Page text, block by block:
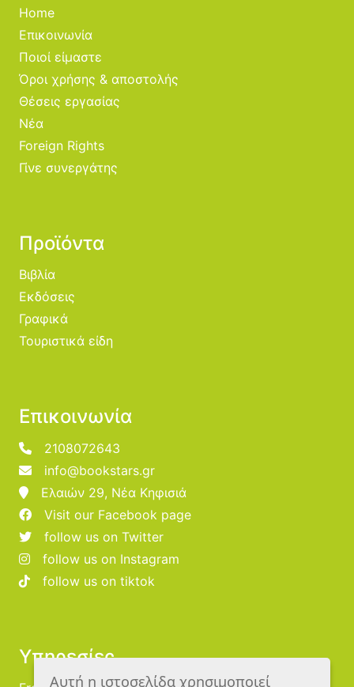
Home
Επικοινωνία
Ποιοί είμαστε
Όροι χρήσης & αποστολής
Θέσεις εργασίας
Νέα
Foreign Rights
Γίνε συνεργάτης
Προϊόντα
Βιβλία
Εκδόσεις
Γραφικά
Τουριστικά είδη
Επικοινωνία
2108072643
info@bookstars.gr
Ελαιών 29, Νέα Κηφισιά
Visit our Facebook page
follow us on Twitter
follow us on Instagram
follow us on tiktok
Υπηρεσίες
Αυτή η ιστοσελίδα χρησιμοποιεί